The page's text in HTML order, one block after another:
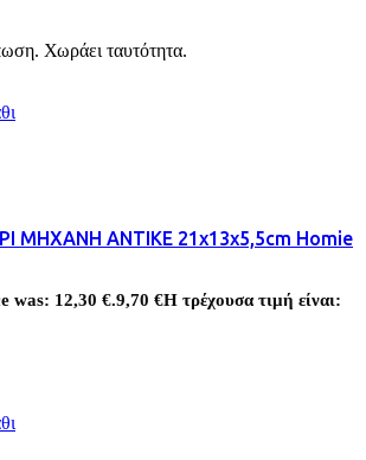
Χωράει ταυτότητα.
ΜΗΧΑΝΗ ΑΝΤΙΚΕ 21x13x5,5cm Homie
was: 12,30 €.9,70 €Η τρέχουσα τιμή είναι: